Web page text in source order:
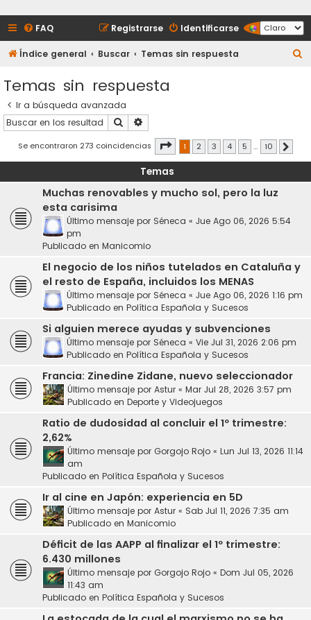
FAQ Identificarse
Registrarse
Índice general Buscar Temas sin respuesta
Temas sin respuesta
Ir a búsqueda avanzada
Buscar
Se encontraron 273 coincidencias Página de 10
1 2 3 4 5 … 10
Temas
Muchas renovables y mucho sol, pero la luz
esta carisima
Último mensaje por Séneca « Jue Ago 06, 2026 5:54
pm
Publicado en Manicomio
El negocio de los niños tutelados en Cataluña y
el resto de España, incluidos los MENAS
Último mensaje por Séneca « Jue Ago 06, 2026 1:16 pm
Publicado en Política Española y Sucesos
Si alguien merece ayudas y subvenciones
Último mensaje por Séneca « Vie Jul 31, 2026 2:06 pm
Publicado en Política Española y Sucesos
Francia: Zinedine Zidane, nuevo seleccionador
Último mensaje por Astur « Mar Jul 28, 2026 3:57 pm
Publicado en Deporte y Videojuegos
Ratio de dudosidad al concluir el 1º trimestre:
2,62%
Último mensaje por Gorgojo Rojo « Lun Jul 13, 2026 11:14
am
Publicado en Política Española y Sucesos
Ir al cine en Japón: experiencia en 5D
Último mensaje por Astur « Sab Jul 11, 2026 7:35 am
Publicado en Manicomio
Déficit de las AAPP al finalizar el 1º trimestre:
6.430 millones
Último mensaje por Gorgojo Rojo « Dom Jul 05, 2026
11:43 am
Publicado en Política Española y Sucesos